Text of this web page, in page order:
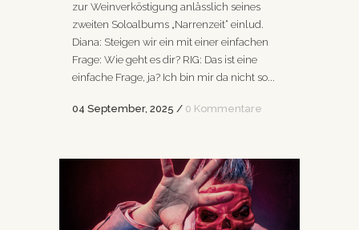
zur Weinverköstigung anlässlich seines
zweiten Soloalbums „Narrenzeit“ einlud.
Diana: Steigen wir ein mit einer einfachen
Frage: Wie geht es dir? RIG: Das ist eine
einfache Frage, ja? Ich bin mir da nicht so...
04 September, 2025 / 0 Kommentare